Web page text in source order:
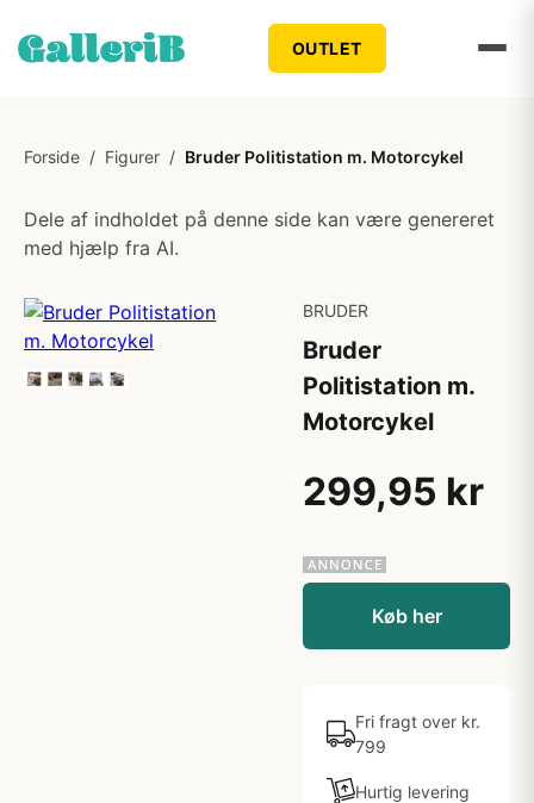
OUTLET
Forside / Figurer / Bruder Politistation m. Motorcykel
Dele af indholdet på denne side kan være genereret
med hjælp fra AI.
BRUDER
Bruder
Politistation m.
Motorcykel
299,95 kr
Køb her
Fri fragt over kr.
799
Hurtig levering